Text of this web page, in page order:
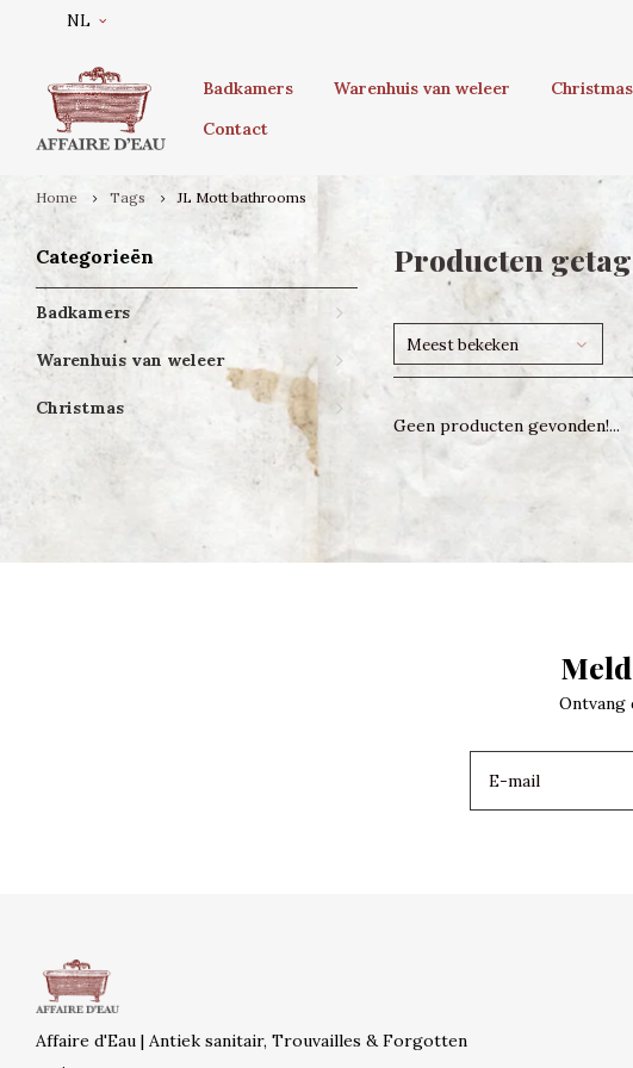
NL
Badkamers Warenhuis van weleer Christmas
Contact
Home Tags JL Mott bathrooms
Categorieën
Badkamers
Warenhuis van weleer
Christmas
Producten
Meest bekeken
Geen producten gevonden!...
Ontvang
Affaire d'Eau | Antiek sanitair, Trouvailles & Forgotten